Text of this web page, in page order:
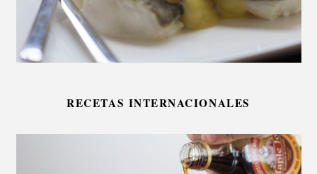
RECETAS INTERNACIONALES